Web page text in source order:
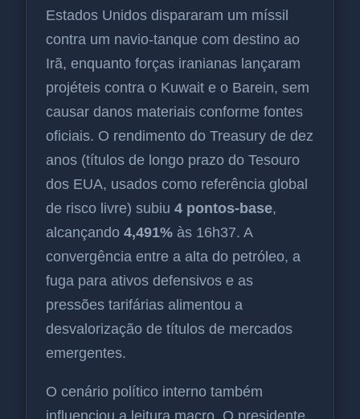
Estados Unidos dispararam um míssil
contra um navio-tanque com destino ao
Irã, enquanto forças iranianas lançaram
projéteis contra o Kuwait e o Barein, sem
causar danos materiais conforme fontes
oficiais. O rendimento do Treasury de dez
anos (títulos de longo prazo do Tesouro
dos EUA, usados como referência global
de risco livre) subiu 4 pontos-base,
alcançando 4,491% às 16h37. A
convergência entre a alta do petróleo, a
fuga para ativos defensivos e as
pressões tarifárias alimentou a
desvalorização de títulos de mercados
emergentes.
O cenário político interno também
influenciou a leitura macro. O presidente